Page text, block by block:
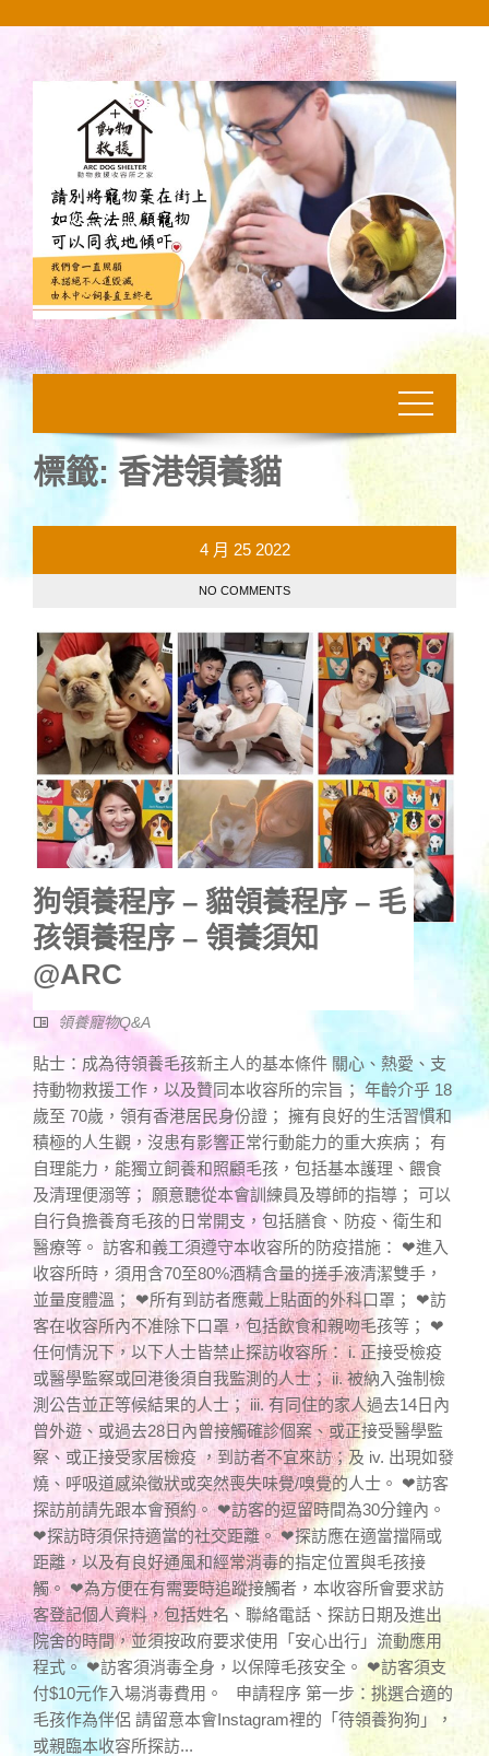
標籤: 香港領養貓
4 月 25 2022
NO COMMENTS
狗領養程序 – 貓領養程序 – 毛
孩領養程序 – 領養須知
@ARC
領養寵物Q&A
貼士：成為待領養毛孩新主人的基本條件 關心、熱愛、支
持動物救援工作，以及贊同本收容所的宗旨； 年齡介乎 18
歲至 70歲，領有香港居民身份證； 擁有良好的生活習慣和
積極的人生觀，沒患有影響正常行動能力的重大疾病； 有
自理能力，能獨立飼養和照顧毛孩，包括基本護理、餵食
及清理便溺等； 願意聽從本會訓練員及導師的指導； 可以
自行負擔養育毛孩的日常開支，包括膳食、防疫、衛生和
醫療等。 訪客和義工須遵守本收容所的防疫措施： ❤進入
收容所時，須用含70至80%酒精含量的搓手液清潔雙手，
並量度體溫； ❤所有到訪者應戴上貼面的外科口罩； ❤訪
客在收容所內不准除下口罩，包括飲食和親吻毛孩等； ❤
任何情況下，以下人士皆禁止探訪收容所： i. 正接受檢疫
或醫學監察或回港後須自我監測的人士； ii. 被納入強制檢
測公告並正等候結果的人士； iii. 有同住的家人過去14日內
曾外遊、或過去28日內曾接觸確診個案、或正接受醫學監
察、或正接受家居檢疫 ，到訪者不宜來訪；及 iv. 出現如發
燒、呼吸道感染徵狀或突然喪失味覺/嗅覺的人士。 ❤訪客
探訪前請先跟本會預約。 ❤訪客的逗留時間為30分鐘內。
❤探訪時須保持適當的社交距離。 ❤探訪應在適當擋隔或
距離，以及有良好通風和經常消毒的指定位置與毛孩接
觸。 ❤為方便在有需要時追蹤接觸者，本收容所會要求訪
客登記個人資料，包括姓名、聯絡電話、探訪日期及進出
院舍的時間，並須按政府要求使用「安心出行」流動應用
程式。 ❤訪客須消毒全身，以保障毛孩安全。 ❤訪客須支
付$10元作入場消毒費用。 申請程序 第一步：挑選合適的
毛孩作為伴侶 請留意本會Instagram裡的「待領養狗狗」，
或親臨本收容所探訪...